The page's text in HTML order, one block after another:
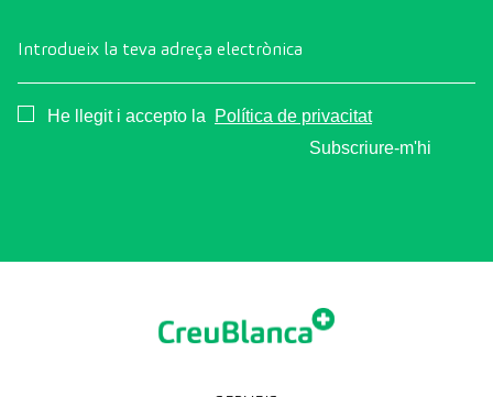
Introdueix la teva adreça electrònica
Consentimiento
He llegit i accepto la
Política de privacitat
Subscriure-m'hi